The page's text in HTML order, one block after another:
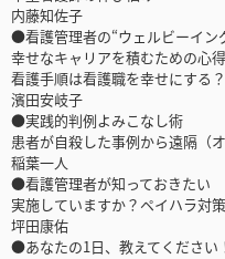
内藤知佐子
●看護管理者の“ウェルビーイン
幸せなキャリアを積むための心得
看護手順は看護職を幸せにする？
濱田安岐子
●実践的判例よみこなし術
患者が自殺した事例から遠隔（
稲葉一人
●看護管理者が知っておきたい
実施していますか？ペイハラ対策
坪田康佑
●あなたの1日、教えてください